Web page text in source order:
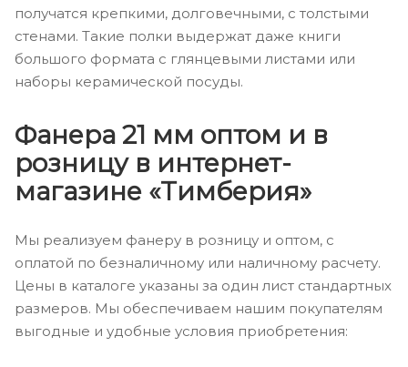
получатся крепкими, долговечными, с толстыми
стенами. Такие полки выдержат даже книги
большого формата с глянцевыми листами или
наборы керамической посуды.
Фанера 21 мм оптом и в
розницу в интернет-
магазине «Тимберия»
Мы реализуем фанеру в розницу и оптом, с
оплатой по безналичному или наличному расчету.
Цены в каталоге указаны за один лист стандартных
размеров. Мы обеспечиваем нашим покупателям
выгодные и удобные условия приобретения: